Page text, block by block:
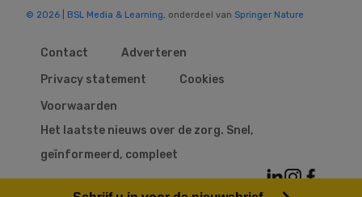
© 2026 | BSL Media & Learning, onderdeel van Springer Nature
Contact
Adverteren
Privacy statement
Cookies
Voorwaarden
Het laatste nieuws over de zorg. Snel,
geïnformeerd, compleet